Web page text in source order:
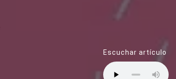
Escuchar artículo